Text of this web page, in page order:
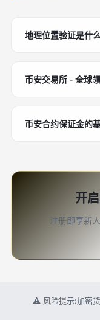
地理位置验证是什
币安交易所 - 全球
币安合约保证金的
开
注册即享新
⚠ 风险提示:加密